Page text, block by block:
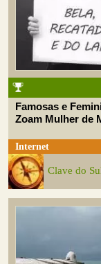
Famosas e
Zoam Mulher de
Internet
Clave do